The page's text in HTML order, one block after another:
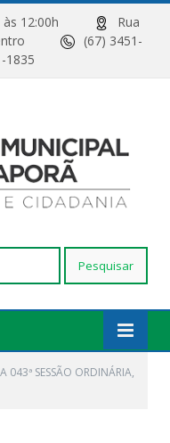
às 12:00h
Rua
Centro
(67) 3451-
1835
043ª SESSÃO ORDINÁRIA,